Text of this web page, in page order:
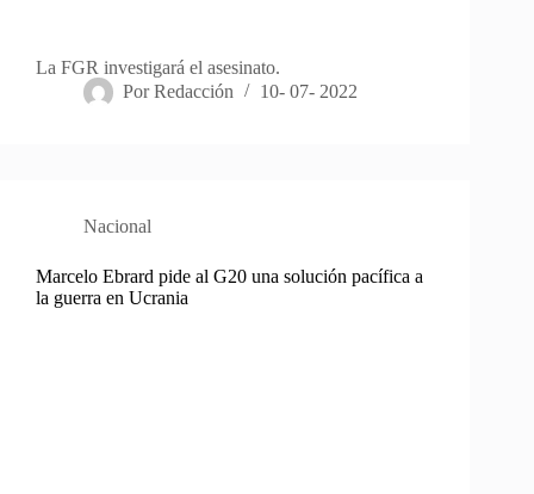
La FGR investigará el asesinato.
Por Redacción 10- 07- 2022
Nacional
Marcelo Ebrard pide al G20 una solución pacífica a
la guerra en Ucrania